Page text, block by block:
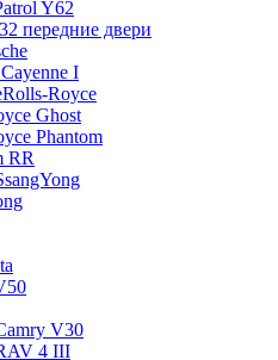
Y62
передние двери
I
Rolls-Royce
Ghost
Phantom
RR
V30
4 III